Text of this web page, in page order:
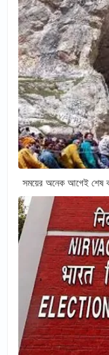
সময়ের অনেক আগেই